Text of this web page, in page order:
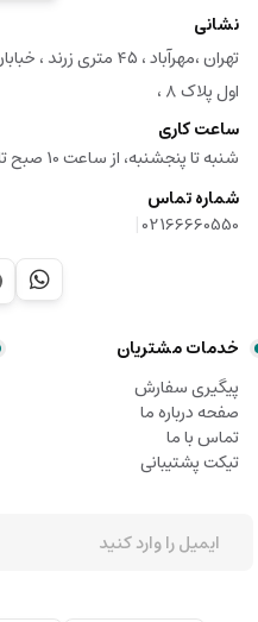
نشانی
اول پلاک ۸ ،
ساعت کاری
شنبه تا پنجشنبه، از ساعت 10 صبح تا 17 پاسخگوی صدای گرم شما هستیم
شماره تماس
02166660550
|
خدمات مشتریان
پیگیری سفارش
صفحه درباره ما
تماس با ما
تیکت پشتیبانی